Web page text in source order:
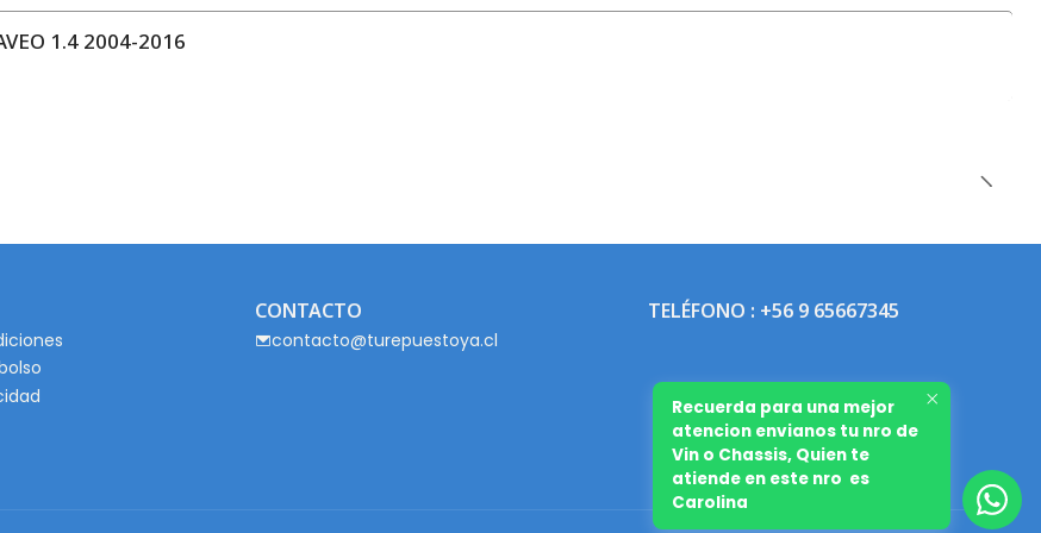
1.4 2004-2016
CONTACTO
contacto@turepuestoya.cl
TELÉFONO : +56 9 65667345
Recuerda para una mejor
atencion envianos tu nro de
Vin o Chassis, Quien te
atiende en este nro es
Carolina